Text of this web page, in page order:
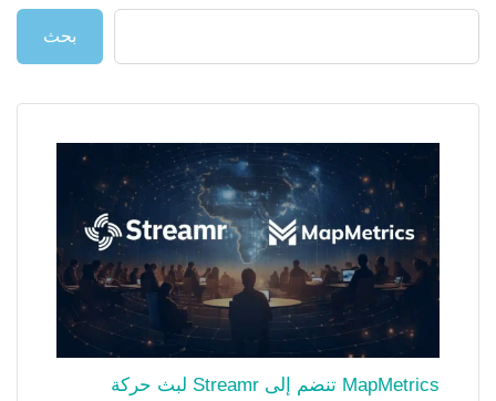
بحث
MapMetrics تنضم إلى Streamr لبث حركة